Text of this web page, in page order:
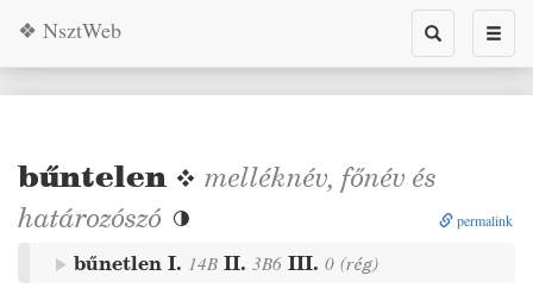
Toggle
search
❖ NsztWeb
bűntelen ❖ melléknév, főnév és
határozószó  permalink
bűnetlen I. 14B II. 3B6 III. 0 (rég)